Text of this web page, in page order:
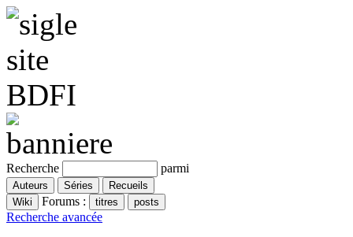
Recherche parmi
Forums :
Recherche avancée